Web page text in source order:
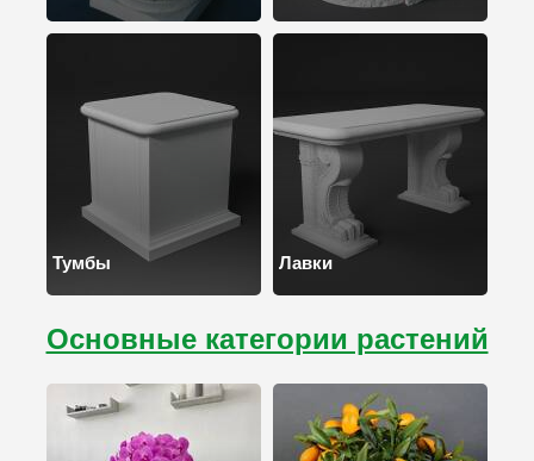
Тумбы Лавки
Основные категории растений